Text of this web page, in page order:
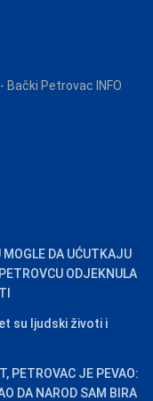
Petrovac INFO
MOGLE DA UĆUTKAJU
ODJEKNULA
su ljudski životi i
PETROVAC JE PEVAO:
DA NAROD SAM BIRA